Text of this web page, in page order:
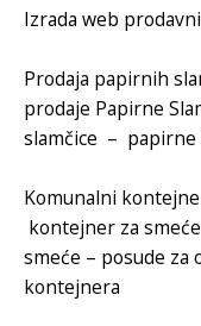
Izrada web
Prodaja papirnih
prodaje Papirne
slamčice – papirne
Komunalni
kontejner za smeće
smeće – posude za
kontejnera